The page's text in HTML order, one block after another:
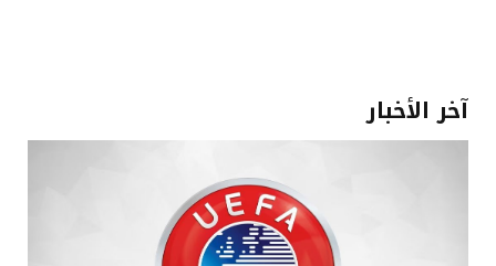
آخر الأخبار